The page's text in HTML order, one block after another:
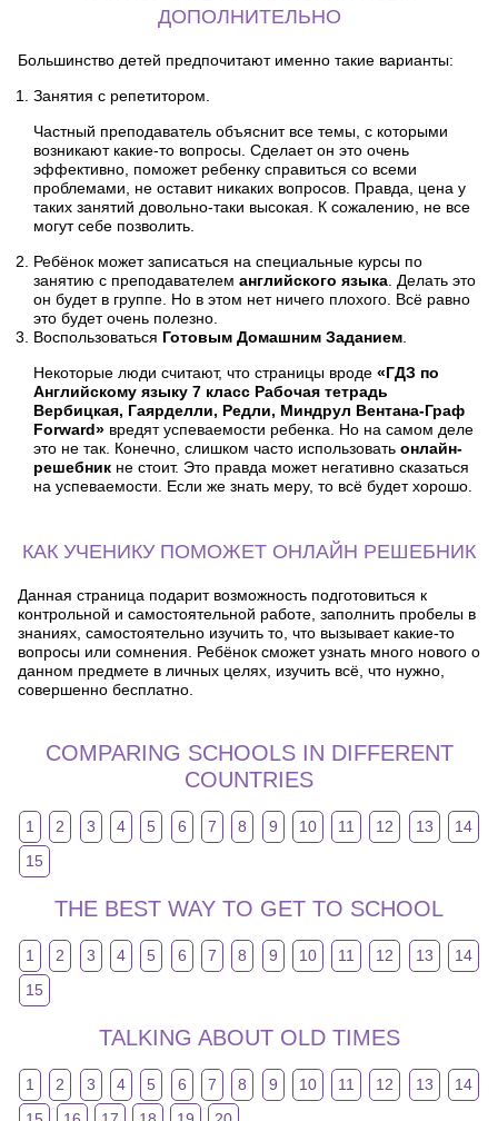
ДОПОЛНИТЕЛЬНО
Большинство детей предпочитают именно такие варианты:
Занятия с репетитором.
Частный преподаватель объяснит все темы, с которыми
возникают какие-то вопросы. Сделает он это очень
эффективно, поможет ребенку справиться со всеми
проблемами, не оставит никаких вопросов. Правда, цена у
таких занятий довольно-таки высокая. К сожалению, не все
могут себе позволить.
Ребёнок может записаться на специальные курсы по
занятию с преподавателем английского языка. Делать это
он будет в группе. Но в этом нет ничего плохого. Всё равно
это будет очень полезно.
Воспользоваться Готовым Домашним Заданием.
Некоторые люди считают, что страницы вроде «ГДЗ по
Английскому языку 7 класс Рабочая тетрадь
Вербицкая, Гаярделли, Редли, Миндрул Вентана-Граф
Forward» вредят успеваемости ребенка. Но на самом деле
это не так. Конечно, слишком часто использовать онлайн-
решебник не стоит. Это правда может негативно сказаться
на успеваемости. Если же знать меру, то всё будет хорошо.
КАК УЧЕНИКУ ПОМОЖЕТ ОНЛАЙН РЕШЕБНИК
Данная страница подарит возможность подготовиться к
контрольной и самостоятельной работе, заполнить пробелы в
знаниях, самостоятельно изучить то, что вызывает какие-то
вопросы или сомнения. Ребёнок сможет узнать много нового о
данном предмете в личных целях, изучить всё, что нужно,
совершенно бесплатно.
COMPARING SCHOOLS IN DIFFERENT
COUNTRIES
1 2 3 4 5 6 7 8 9 10 11 12 13
14
15
THE BEST WAY TO GET TO SCHOOL
1 2 3 4 5 6 7 8 9 10 11 12 13
14
15
TALKING ABOUT OLD TIMES
1 2 3 4 5 6 7 8 9 10 11 12 13
14